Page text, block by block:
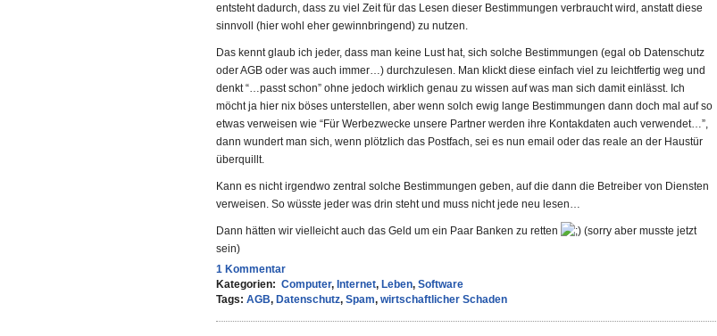
entsteht dadurch, dass zu viel Zeit für das Lesen dieser Bestimmungen verbraucht wird, anstatt diese
sinnvoll (hier wohl eher gewinnbringend) zu nutzen.
Das kennt glaub ich jeder, dass man keine Lust hat, sich solche Bestimmungen (egal ob Datenschutz
oder AGB oder was auch immer…) durchzulesen. Man klickt diese einfach viel zu leichtfertig weg und
denkt “…passt schon” ohne jedoch wirklich genau zu wissen auf was man sich damit einlässt. Ich
möcht ja hier nix böses unterstellen, aber wenn solch ewig lange Bestimmungen dann doch mal auf so
etwas verweisen wie “Für Werbezwecke unsere Partner werden ihre Kontakdaten auch verwendet…”,
dann wundert man sich, wenn plötzlich das Postfach, sei es nun email oder das reale an der Haustür
überquillt.
Kann es nicht irgendwo zentral solche Bestimmungen geben, auf die dann die Betreiber von Diensten
verweisen. So wüsste jeder was drin steht und muss nicht jede neu lesen…
Dann hätten wir vielleicht auch das Geld um ein Paar Banken zu retten
(sorry aber musste jetzt
sein)
1 Kommentar
Kategorien: Computer, Internet, Leben, Software
Tags: AGB, Datenschutz, Spam, wirtschaftlicher Schaden